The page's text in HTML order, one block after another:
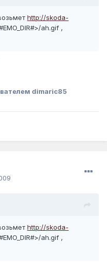
http://skoda-
ah.gif ,
dimaric85
http://skoda-
ah.gif ,